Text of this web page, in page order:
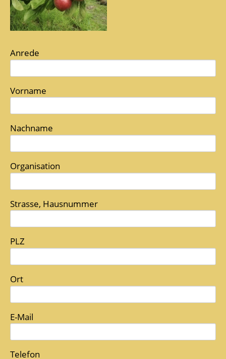
Anrede
Vorname
Nachname
Organisation
Strasse, Hausnummer
PLZ
Ort
E-Mail
Telefon